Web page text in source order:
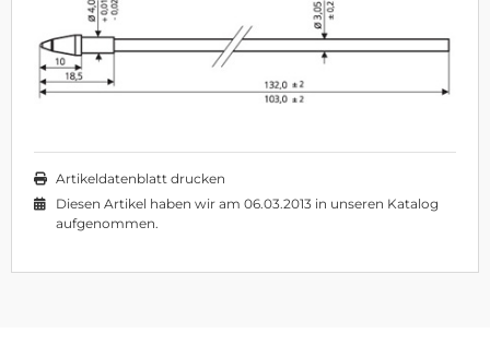
Artikeldatenblatt drucken
Diesen Artikel haben wir am 06.03.2013 in unseren Katalog
aufgenommen.